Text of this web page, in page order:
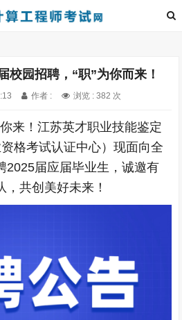
校园招聘，“职”为你而来！
作者 : 浏览 : 382 次
来！江苏英才职业技能鉴定
格考试认证中心）现面向全
2025届应届毕业生，诚邀有
共创美好未来！